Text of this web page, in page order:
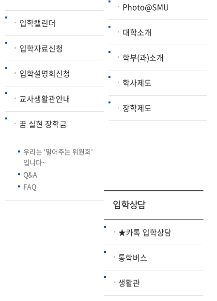
입학캘린더
입학자료신청
입학설명회신청
교사생활관안내
꿈 실현 장학금
우리는 '밀어주는 위원회'
입니다~
Q&A
FAQ
Photo@SMU
대학소개
학부(과)소개
학사제도
장학제도
입학상담
★카톡 입학상담
통학버스
생활관